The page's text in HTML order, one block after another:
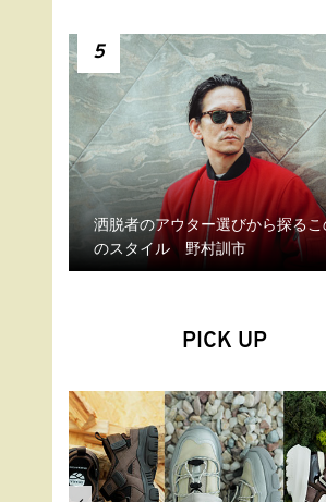
5
洒脱者のアウター選びから探るこ
のスタイル 野村訓市
PICK UP